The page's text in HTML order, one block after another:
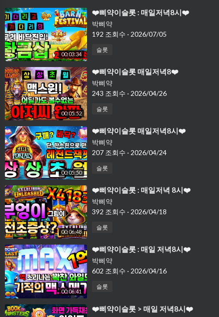
00:03:34
⁣❤️삐약이슬롯 : 매일저녁8시❤️
박삐약
192 조회수 · 2026/07/05
슬롯
00:05:52
⁣❤️삐약이슬롯 매일저녁8❤️
박삐약
243 조회수 · 2026/04/26
슬롯
00:05:50
⁣❤️삐약이슬롯 매일저녁8시❤️
박삐약
207 조회수 · 2026/04/24
슬롯
00:06:48
⁣❤️삐약이슬롯 : 매일저녁 8시❤️
박삐약
392 조회수 · 2026/04/18
슬롯
00:06:41
⁣❤️삐약이슬롯 : 매일 저녁8시❤️
박삐약
602 조회수 · 2026/04/16
슬롯
⁣❤️삐약이슬롯 > 매일 저녁8시❤️